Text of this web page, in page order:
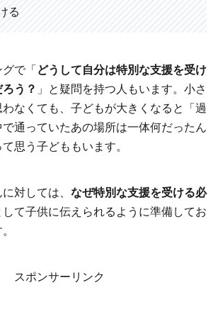
る
で「 どうして自分は特別な支援を受け
う？ 」と疑問を持つ人もいます。小さ
なくても、子どもが大きくなると「過
通っていたあの場所は一体何だったん
思う子どももいます。
対しては、 なぜ特別な支援を受ける必
して子供に伝えられるように準備してお
スポンサーリンク